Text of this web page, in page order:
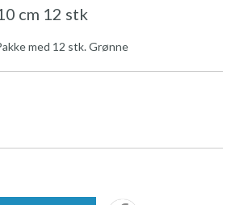
cm 12 stk
med 12 stk. Grønne